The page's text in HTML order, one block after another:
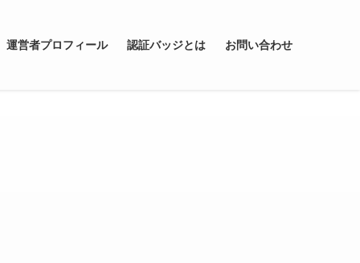
運営者プロフィール 認証バッジとは お問い合わせ